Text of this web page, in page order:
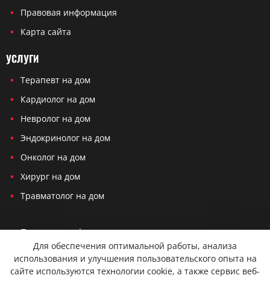
Правовая информация
Карта сайта
УСЛУГИ
Терапевт на дом
Кардиолог на дом
Невролог на дом
Эндокринолог на дом
Онколог на дом
Хирург на дом
Травматолог на дом
Политика конфиденциальности
Согласие на обработку персональных данных
Вся представленная на сайте информация не является публичной
Для обеспечения оптимальной работы, анализа
использования и улучшения пользовательского опыта на
сайте используются технологии cookie, а также сервис веб-